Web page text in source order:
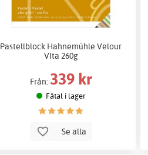
Pastellblock Hahnemühle Velour
VIta 260g
Från: 339 kr
Fåtal i lager
Se alla